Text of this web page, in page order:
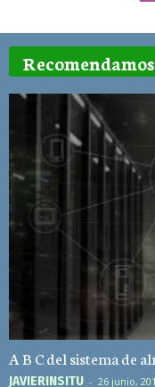
A B C del sistema de
JAVIERINSITU - 26 junio,